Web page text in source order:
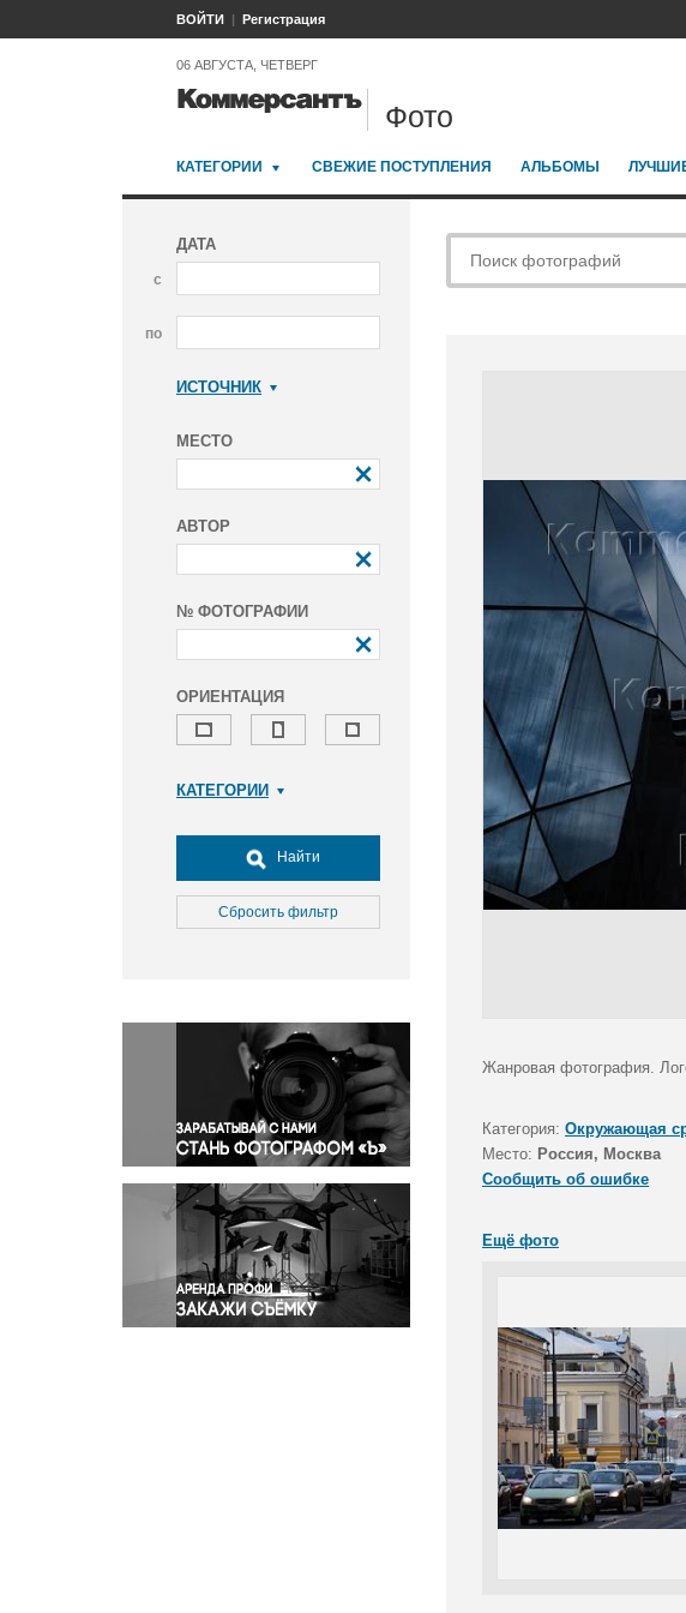
ВОЙТИ Регистрация
06 АВГУСТА, ЧЕТВЕРГ
Фото
КАТЕГОРИИ СВЕЖИЕ ПОСТУПЛЕНИЯ АЛЬБОМЫ
ДАТА
с
по
ИСТОЧНИК
МЕСТО
АВТОР
№ ФОТОГРАФИИ
ОРИЕНТАЦИЯ
КАТЕГОРИИ
Досуг, туризм и отдых
Культура
Медицина
Окружающая среда
Политика
Правосудие
Происшествия и конфликты
Религия
Светская жизнь
Спорт
Экология
Экономика и бизнес
Найти
Сбросить фильтр
Жанровая фотография.
Категория: Окружающая
Место: Россия, Москва
Сообщить об ошибке
Ещё фото